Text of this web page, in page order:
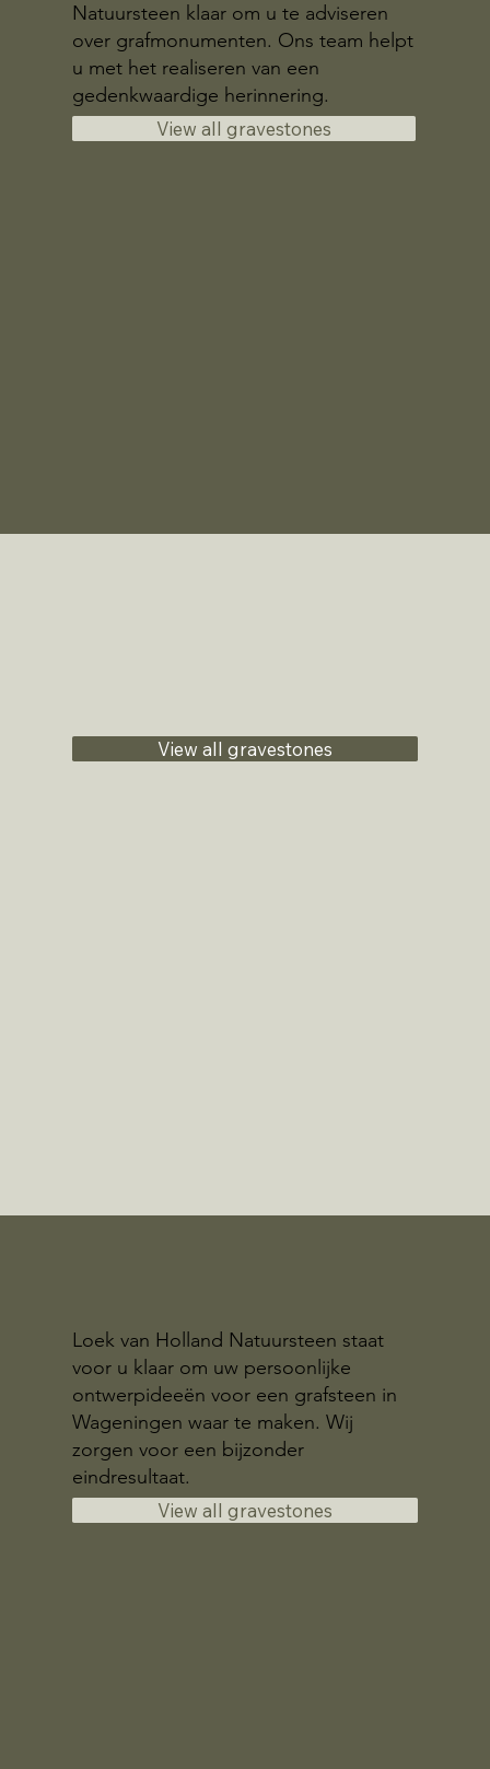
Natuursteen klaar om u te adviseren
over grafmonumenten. Ons team helpt
u met het realiseren van een
gedenkwaardige herinnering.
View all gravestones
View all gravestones
Loek van Holland Natuursteen staat
voor u klaar om uw persoonlijke
ontwerpideeën voor een grafsteen in
Wageningen waar te maken. Wij
zorgen voor een bijzonder
eindresultaat.
View all gravestones